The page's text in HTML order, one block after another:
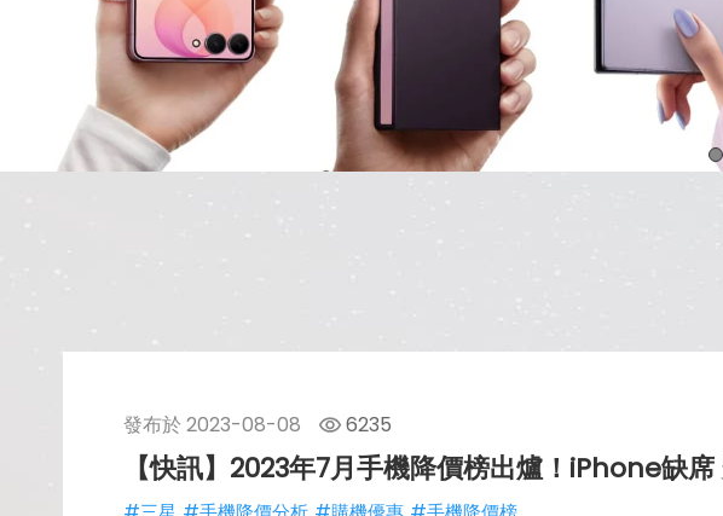
發布於 2023-08-08 6235
【快訊】2023年7月手機降價榜出爐！iPhone缺